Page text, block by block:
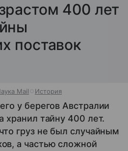
400 лет
поставок
Mail История
у берегов Австралии
хранил тайну 400 лет.
груз не был случайным
а частью сложной